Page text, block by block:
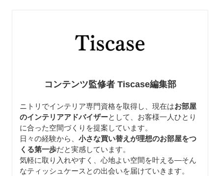
コンテンツ監修者 Tiscase編集部
ニトリでインテリア専門資格を取得し、現在はお部屋
のインテリアアドバイザーとして、お客様一人ひとり
に合った空間づくりを提案しています。
日々の経験から、 小さな買い替えが理想のお部屋をつ
くる第一歩だと実感しています。
気軽に取り入れやすく、心地よい空間を叶える—そん
なティッシュケースとの出会いを届けていきます。